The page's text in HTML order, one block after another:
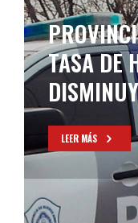
CORREPI
436